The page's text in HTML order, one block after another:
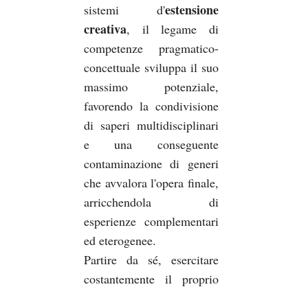
sistemi d'estensione
creativa, il legame di
competenze pragmatico-
concettuale sviluppa il suo
massimo potenziale,
favorendo la condivisione
di saperi multidisciplinari
e una conseguente
contaminazione di generi
che avvalora l'opera finale,
arricchendola di
esperienze complementari
ed eterogenee.
Partire da sé, esercitare
costantemente il proprio